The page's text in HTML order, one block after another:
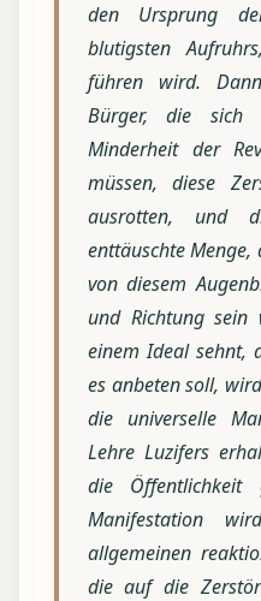
den Ursprung
blutigsten
führen wird.
Bürger, die sich
Minderheit der
müssen, diese
ausrotten, und
enttäuschte Menge,
von diesem
und Richtung sein
einem Ideal sehnt,
es anbeten soll,
die universelle
Lehre Luzifers
die Öffentlichkeit
Manifestation
allgemeinen
die auf die